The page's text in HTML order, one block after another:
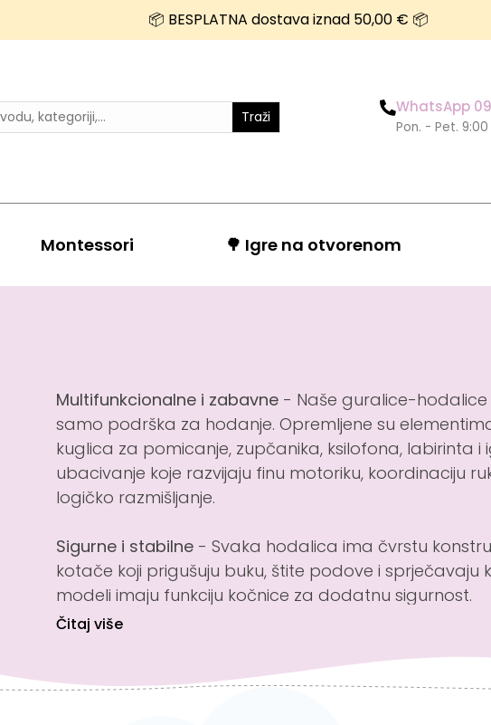
📦 BESPLATNA dostava iznad 50,00 € 📦
Traži
WhatsApp
Pon. - Pet. 9:00
Montessori 🌳 Igre na otvorenom
Multifunkcionalne i zabavne - Naše guralice-hodalice
samo podrška za hodanje. Opremljene su
kuglica za pomicanje, zupčanika, ksilofona, labirinta i
ubacivanje koje razvijaju finu motoriku, koordinaciju
logičko razmišljanje.
Sigurne i stabilne - Svaka hodalica ima čvrstu
kotače koji prigušuju buku, štite podove i sprječavaju
modeli imaju funkciju kočnice za dodatnu sigurnost.
postaje praktična kolica za prijevoz igračaka, stylska
pohranu ili zabavna igračka s aktivnostima.
Čitaj više